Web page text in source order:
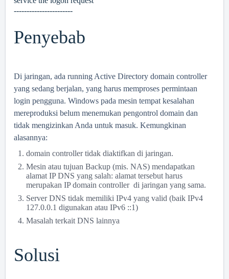
-----------------------
Penyebab
Di jaringan, ada running Active Directory domain controller
yang sedang berjalan, yang harus memproses permintaan
login pengguna. Windows pada mesin tempat kesalahan
mereproduksi belum menemukan pengontrol domain dan
tidak mengizinkan Anda untuk masuk. Kemungkinan
alasannya:
domain controller tidak diaktifkan di jaringan.
Mesin atau tujuan Backup (mis. NAS) mendapatkan
alamat IP DNS yang salah: alamat tersebut harus
merupakan IPdomain controllerdi jaringan yang sama.
Server DNS tidak memiliki IPv4 yang valid (baik IPv4
127.0.0.1 digunakan atau IPv6 ::1)
Masalah terkait DNS lainnya
Solusi